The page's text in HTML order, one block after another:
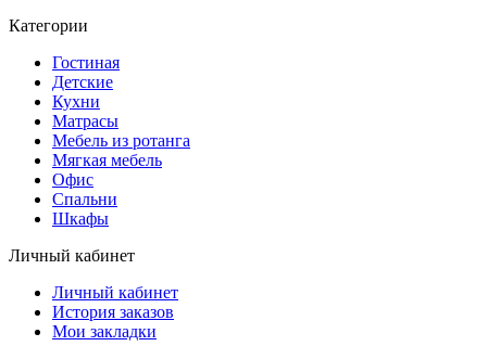
Категории
Гостиная
Детские
Кухни
Матрасы
Мебель из ротанга
Мягкая мебель
Офис
Спальни
Шкафы
Личный кабинет
Личный кабинет
История заказов
Мои закладки